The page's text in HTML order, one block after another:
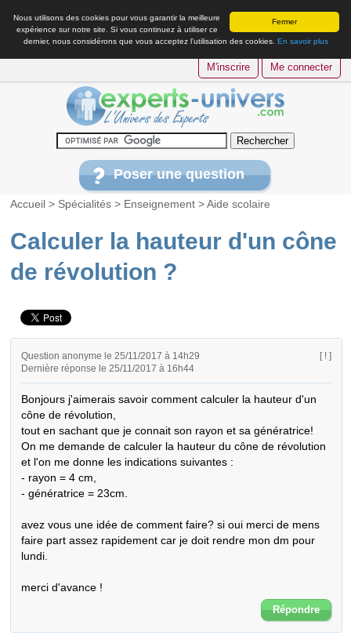
Fermer
Nous utilisons des cookies pour vous garantir la meilleure
expérience sur notre site. Si vous continuez à utiliser ce
dernier, nous considérons que vous acceptez l’utilisation des cookies. En savoir plus
M'inscrire Me connecter
Poser une question
Accueil > Spécialités > Enseignement >Aide scolaire
Calculer la hauteur d'un cône
de révolution ?
Question anonyme le 25/11/2017 à 14h29
Dernière réponse le 25/11/2017 à 16h44
[ ! ]
Bonjours j'aimerais savoir comment calculer la hauteur d'un
cône de révolution,
tout en sachant que je connait son rayon et sa génératrice!
On me demande de calculer la hauteur du cône de révolution
et l'on me donne les indications suivantes :
- rayon = 4 cm,
- génératrice = 23cm.
avez vous une idée de comment faire? si oui merci de mens
faire part assez rapidement car je doit rendre mon dm pour
lundi.
merci d'avance !
Répondre